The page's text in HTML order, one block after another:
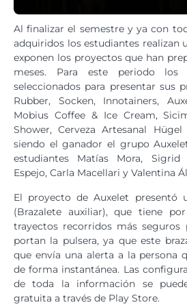
Al finalizar el semestre y ya con
adquiridos los estudiantes realizan
exponen los proyectos que han
meses. Para este periodo
seleccionados para presentar sus
Rubber, Socken, Innotainers,
Mobius Coffee & Ice Cream,
Shower, Cerveza Artesanal
siendo el ganador el grupo
estudiantes Matías Mora, Sigrid
Espejo, Carla Macellari y Valentina
El proyecto de Auxelet presentó
(Brazalete auxiliar), que tiene
trayectos recorridos más seguros
portan la pulsera, ya que este
que envía una alerta a la persona
de forma instantánea. Las
de toda la información se
gratuita a través de Play Store.